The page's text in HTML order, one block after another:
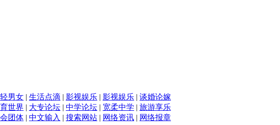
男女 | 生活点滴 | 影视娱乐 | 影视娱乐 | 谈婚论嫁
世界 | 大专论坛 | 中学论坛 | 宽柔中学 | 旅游享乐
团体 | 中文输入 | 搜索网站 | 网络资讯 | 网络报章